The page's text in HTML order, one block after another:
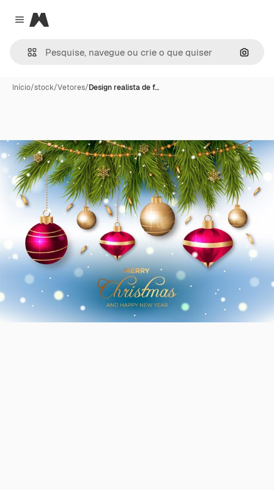
Close menu
Magnific
Início/stock/Vetores/Design realista de f…